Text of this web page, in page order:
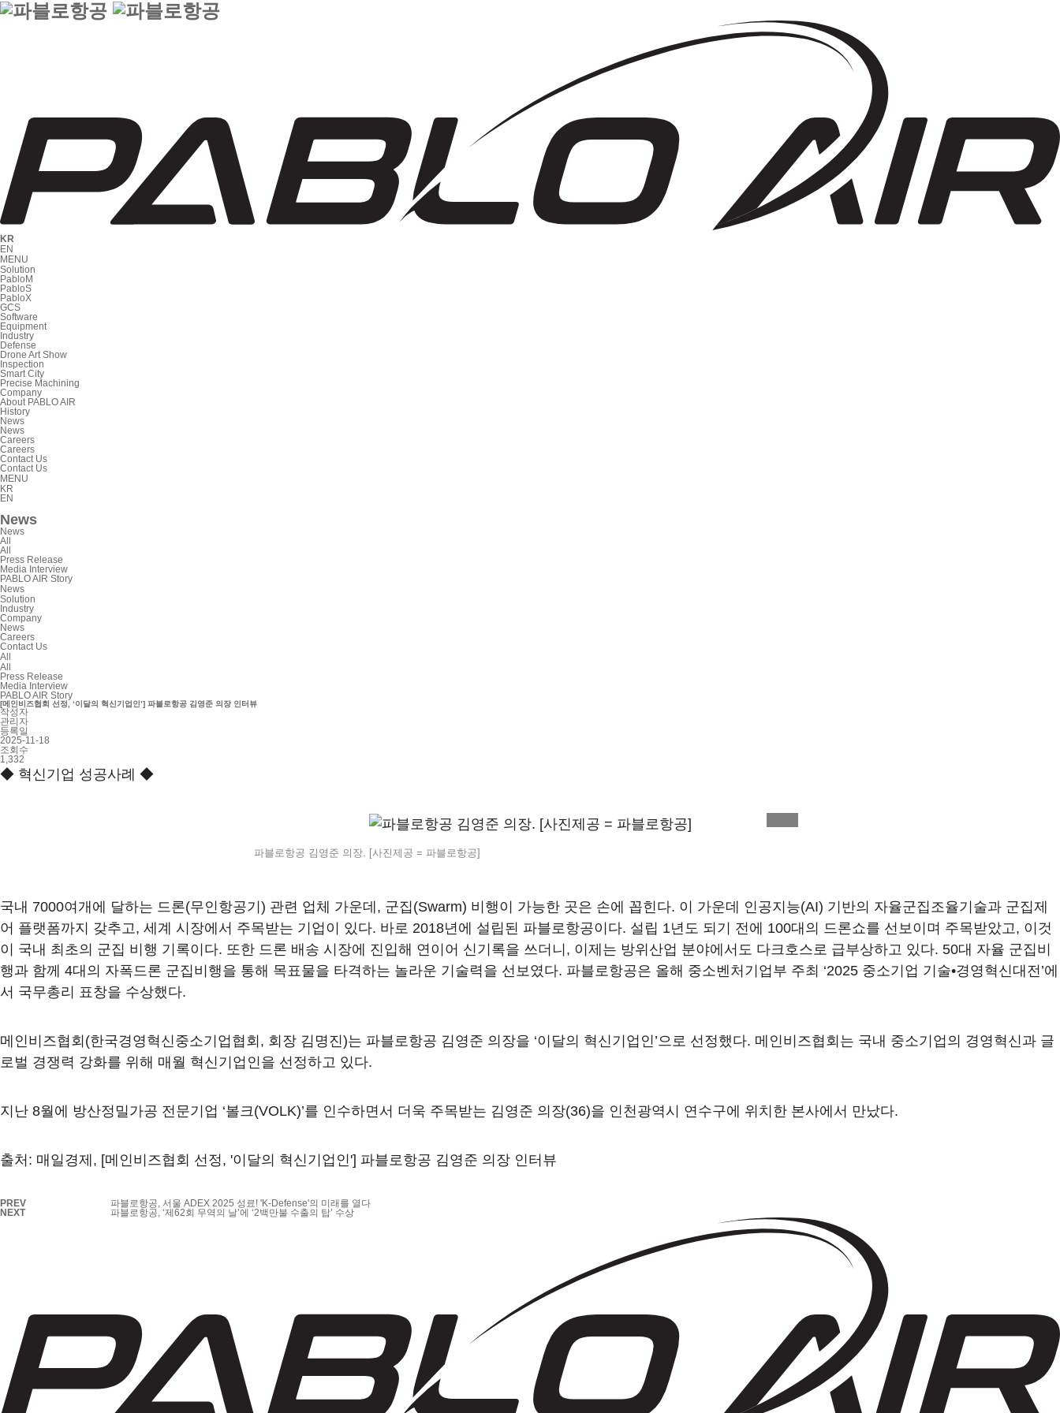
KR
EN
MENU
Solution
PabloM
PabloS
PabloX
GCS
Software
Equipment
Industry
Defense
Drone Art Show
Inspection
Smart City
Precise Machining
Company
About PABLO AIR
History
News
News
Careers
Careers
Contact Us
Contact Us
MENU
KR
EN
News
News
All
All
Press Release
Media Interview
PABLO AIR Story
News
Solution
Industry
Company
News
Careers
Contact Us
All
All
Press Release
Media Interview
PABLO AIR Story
[메인비즈협회 선정, ‘이달의 혁신기업인’] 파블로항공 김영준 의장 인터뷰
작성자
관리자
등록일
2025-11-18
조회수
1,332
◆ 혁신기업 성공사례 ◆
파블로항공 김영준 의장. [사진제공 = 파블로항공]
국내 7000여개에 달하는 드론(무인항공기) 관련 업체 가운데, 군집(Swarm) 비행이 가능한 곳은 손에 꼽힌다. 이 가운데 인공지능(AI) 기반의 자율군집조율기술과 군집제
어 플랫폼까지 갖추고, 세계 시장에서 주목받는 기업이 있다. 바로 2018년에 설립된 파블로항공이다. 설립 1년도 되기 전에 100대의 드론쇼를 선보이며 주목받았고, 이것
이 국내 최초의 군집 비행 기록이다. 또한 드론 배송 시장에 진입해 연이어 신기록을 쓰더니, 이제는 방위산업 분야에서도 다크호스로 급부상하고 있다. 50대 자율 군집비
행과 함께 4대의 자폭드론 군집비행을 통해 목표물을 타격하는 놀라운 기술력을 선보였다. 파블로항공은 올해 중소벤처기업부 주최 ‘2025 중소기업 기술•경영혁신대전’에
서 국무총리 표창을 수상했다.
메인비즈협회(한국경영혁신중소기업협회, 회장 김명진)는 파블로항공 김영준 의장을 ‘이달의 혁신기업인’으로 선정했다. 메인비즈협회는 국내 중소기업의 경영혁신과 글
로벌 경쟁력 강화를 위해 매월 혁신기업인을 선정하고 있다.
지난 8월에 방산정밀가공 전문기업 ‘볼크(VOLK)’를 인수하면서 더욱 주목받는 김영준 의장(36)을 인천광역시 연수구에 위치한 본사에서 만났다.
출처: 매일경제, [메인비즈협회 선정, '이달의 혁신기업인'] 파블로항공 김영준 의장 인터뷰
PREV
파블로항공, 서울 ADEX 2025 성료! 'K-Defense'의 미래를 열다
NEXT
파블로항공, ‘제62회 무역의 날’에 ‘2백만불 수출의 탑’ 수상